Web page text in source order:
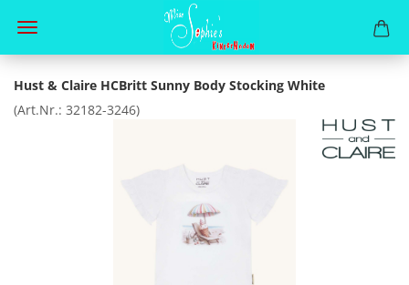
Hust & Claire HCBritt Sunny Body Stocking White
(Art.Nr.: 32182-3246)